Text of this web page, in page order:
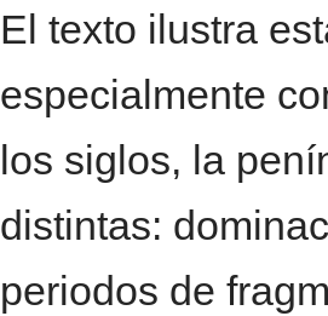
El texto ilustra
especialmente
los siglos, la
distintas:
periodos de